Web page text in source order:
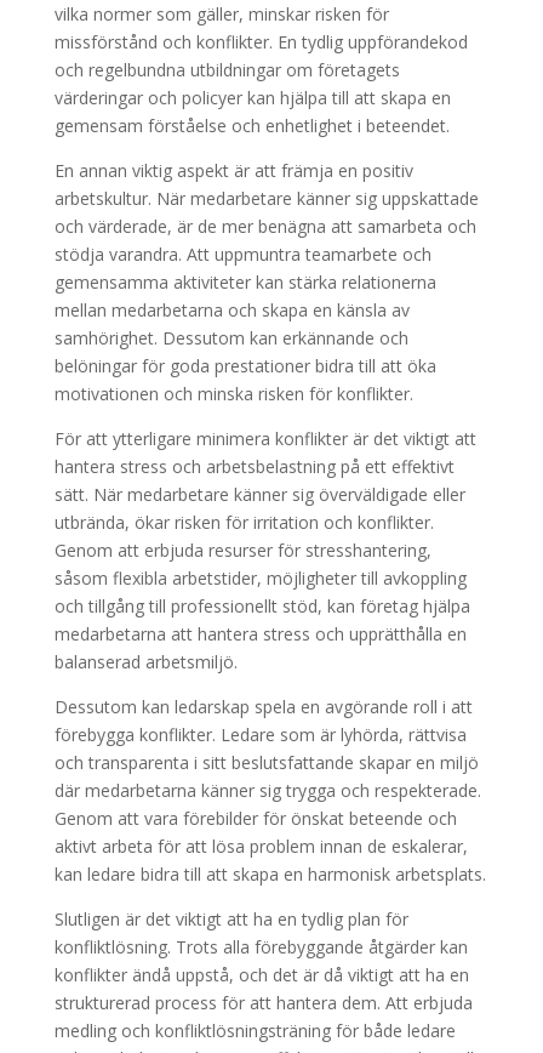
vilka normer som gäller, minskar risken för
missförstånd och konflikter. En tydlig uppförandekod
och regelbundna utbildningar om företagets
värderingar och policyer kan hjälpa till att skapa en
gemensam förståelse och enhetlighet i beteendet.
En annan viktig aspekt är att främja en positiv
arbetskultur. När medarbetare känner sig uppskattade
och värderade, är de mer benägna att samarbeta och
stödja varandra. Att uppmuntra teamarbete och
gemensamma aktiviteter kan stärka relationerna
mellan medarbetarna och skapa en känsla av
samhörighet. Dessutom kan erkännande och
belöningar för goda prestationer bidra till att öka
motivationen och minska risken för konflikter.
För att ytterligare minimera konflikter är det viktigt att
hantera stress och arbetsbelastning på ett effektivt
sätt. När medarbetare känner sig överväldigade eller
utbrända, ökar risken för irritation och konflikter.
Genom att erbjuda resurser för stresshantering,
såsom flexibla arbetstider, möjligheter till avkoppling
och tillgång till professionellt stöd, kan företag hjälpa
medarbetarna att hantera stress och upprätthålla en
balanserad arbetsmiljö.
Dessutom kan ledarskap spela en avgörande roll i att
förebygga konflikter. Ledare som är lyhörda, rättvisa
och transparenta i sitt beslutsfattande skapar en miljö
där medarbetarna känner sig trygga och respekterade.
Genom att vara förebilder för önskat beteende och
aktivt arbeta för att lösa problem innan de eskalerar,
kan ledare bidra till att skapa en harmonisk arbetsplats.
Slutligen är det viktigt att ha en tydlig plan för
konfliktlösning. Trots alla förebyggande åtgärder kan
konflikter ändå uppstå, och det är då viktigt att ha en
strukturerad process för att hantera dem. Att erbjuda
medling och konfliktlösningsträning för både ledare